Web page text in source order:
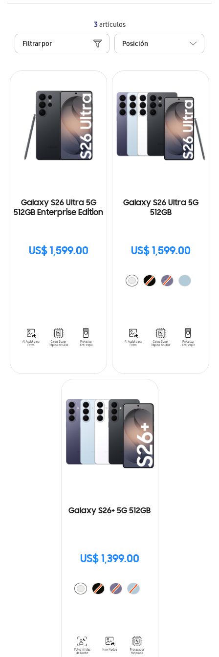
3artículos
Filtrar por
Galaxy S26 Ultra 5G
512GB Enterprise Edition
US$ 1,599.00
Galaxy S26 Ultra 5G
512GB
US$ 1,599.00
Galaxy S26+ 5G 512GB
US$ 1,399.00